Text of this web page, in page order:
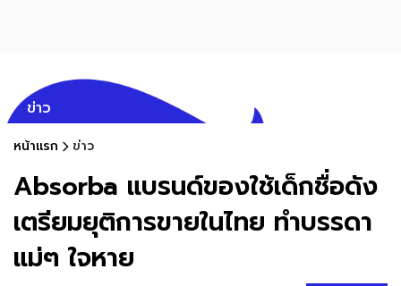
ข่าว
หน้าแรก ข่าว
Absorba แบรนด์ของใช้เด็กชื่อดัง
เตรียมยุติการขายในไทย ทำบรรดา
แม่ๆ ใจหาย